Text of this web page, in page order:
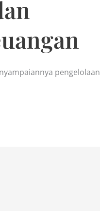
pengelolaan